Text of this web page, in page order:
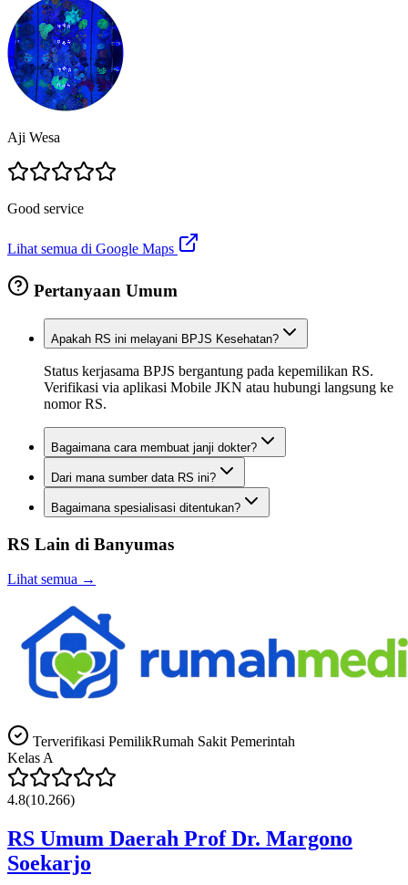
Aji Wesa
Good service
Lihat semua di Google Maps
Pertanyaan Umum
Apakah RS ini melayani BPJS Kesehatan?
Status kerjasama BPJS bergantung pada kepemilikan RS.
Verifikasi via aplikasi Mobile JKN atau hubungi langsung ke
nomor RS.
Bagaimana cara membuat janji dokter?
Dari mana sumber data RS ini?
Bagaimana spesialisasi ditentukan?
RS Lain di Banyumas
Lihat semua →
Terverifikasi PemilikRumah Sakit Pemerintah
Kelas A
4.8(10.266)
RS Umum Daerah Prof Dr. Margono
Soekarjo